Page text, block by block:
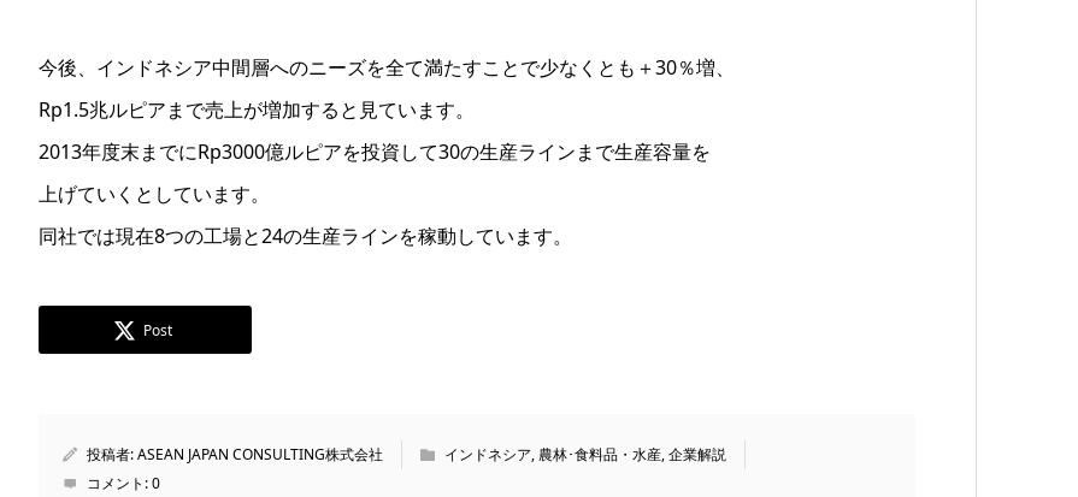
今後、インドネシア中間層へのニーズを全て満たすことで少なくとも＋30％増、
Rp1.5兆ルピアまで売上が増加すると見ています。
2013年度末までにRp3000億ルピアを投資して30の生産ラインまで生産容量を
上げていくとしています。
同社では現在8つの工場と24の生産ラインを稼動しています。
Post
投稿者:ASEAN JAPAN CONSULTING株式会社 インドネシア, 農林･食料品・水産,企業解説
コメント:0